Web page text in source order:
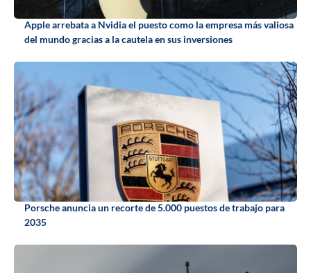
Apple arrebata a Nvidia el puesto como la empresa más valiosa
del mundo gracias a la cautela en sus inversiones
Porsche anuncia un recorte de 5.000 puestos de trabajo para
2035